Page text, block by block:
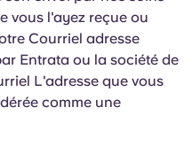
vous l'ayez reçue ou
Courriel adresse
Entrata ou la société de
L'adresse que vous
comme une